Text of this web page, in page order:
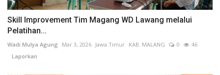
Skill Improvement Tim Magang WD Lawang melalui
Pelatihan...
Wadi Mulya Agung Mar 3, 2026 Jawa Timur KAB. MALANG 0
46
Laporkan